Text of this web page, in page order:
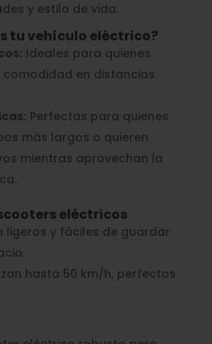
y estilo de vida.
tu vehículo eléctrico?
Ideales para quienes
comodidad en distancias
Perfectas para quienes
más largos o quieren
mientras aprovechan la
eléctricos
ligeros y fáciles de guardar
hasta 50 km/h, perfectos